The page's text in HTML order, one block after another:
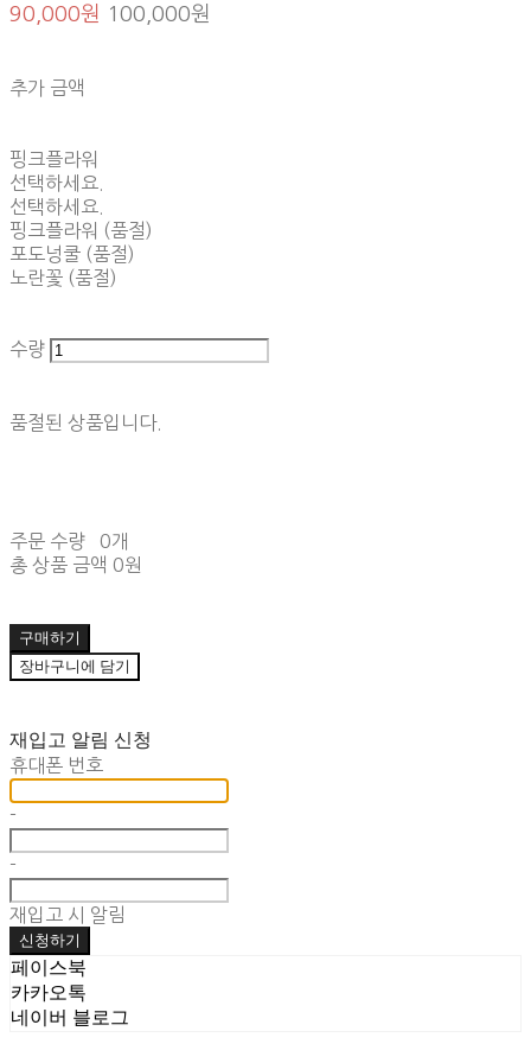
90,000원 100,000원
추가 금액
핑크플라워
선택하세요.
선택하세요.
핑크플라워 (품절)
포도넝쿨 (품절)
노란꽃 (품절)
수량
품절된 상품입니다.
주문 수량
0개
총 상품 금액 0원
구매하기
장바구니에 담기
재입고 알림 신청
휴대폰 번호
-
-
재입고 시 알림
신청하기
페이스북
카카오톡
네이버 블로그